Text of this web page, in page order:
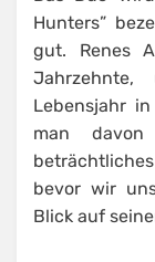
Hunters”
gut. Renes
Lebensjahr
man
bevor wir
Blick auf